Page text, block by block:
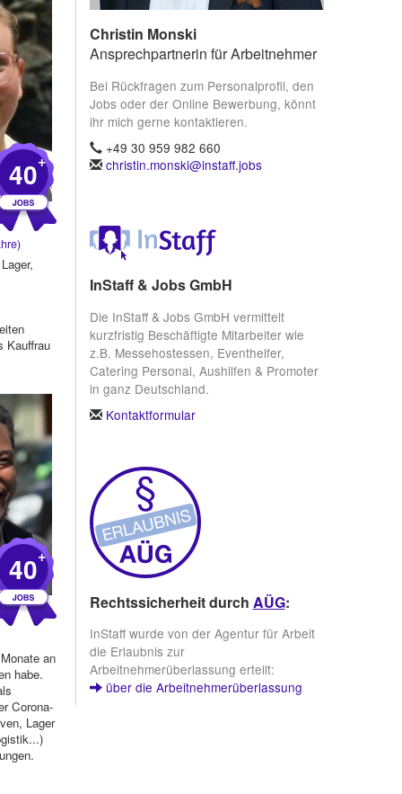
40+
Kauffrau
40+
an
habe.
Corona-
Lager
Christin Monski
Ansprechpartnerin für Arbeitnehmer
Bei Rückfragen zum Personalprofil, den
Jobs oder der Online Bewerbung, könnt
ihr mich gerne kontaktieren.
+49 30 959 982 660
christin.monski@instaff.jobs
InStaff & Jobs GmbH
Die InStaff & Jobs GmbH vermittelt
kurzfristig Beschäftigte Mitarbeiter wie
z.B. Messehostessen, Eventhelfer,
Catering Personal, Aushilfen & Promoter
in ganz Deutschland.
Kontaktformular
Rechtssicherheit durch AÜG:
InStaff wurde von der Agentur für Arbeit
die Erlaubnis zur
Arbeitnehmerüberlassung erteilt:
über die Arbeitnehmerüberlassung